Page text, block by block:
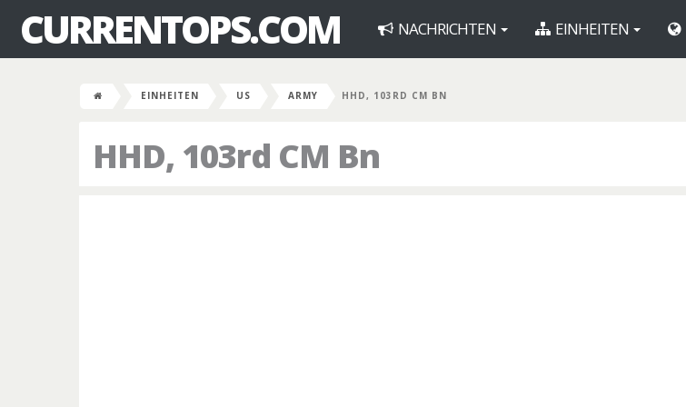
CURRENTOPS.COM NACHRICHTEN EINHEITEN
EINHEITEN US ARMY HHD, 103RD CM BN
HHD, 103rd CM Bn